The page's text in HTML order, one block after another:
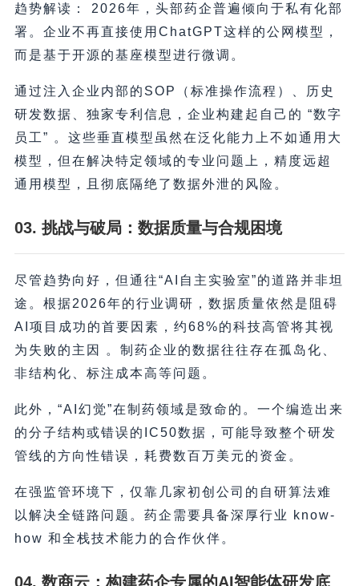
趋势解读： 2026年，头部药企普遍倾向于私有化部
署。企业不再直接使用ChatGPT这样的公网模型，
而是基于开源的基座模型进行微调。
通过注入企业内部的SOP（标准操作流程）、历史
研发数据、独家专利信息，企业构建起自己的 “数字
员工” 。这些垂直模型虽然在泛化能力上不如通用大
模型，但在解决特定领域的专业问题上，精度远超
通用模型，且彻底隔绝了数据外泄的风险。
03. 挑战与破局：数据质量与合规困境
尽管趋势向好，但通往“AI自主实验室”的道路并非坦
途。根据2026年的行业调研，数据质量依然是阻碍
AI项目成功的首要因素，约68%的科技高管将其视
为失败的主因 。制药企业的数据往往存在孤岛化、
非结构化、标注成本高等问题。
此外，“AI幻觉”在制药领域是致命的。一个编造出来
的分子结构或错误的IC50数据，可能导致整个研发
管线的方向性错误，耗费数百万美元的资金。
在强监管环境下，仅靠几家初创公司的自研算法难
以解决全链路问题。药企需要具备深厚行业 know-
how 和全栈技术能力的合作伙伴。
04. 数商云：构建药企专属的AI智能体研发底